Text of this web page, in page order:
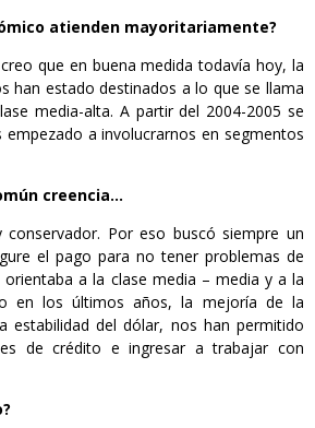
atienden mayoritariamente?
que en buena medida todavía hoy, la
han estado destinados a lo que se llama
media-alta. A partir del 2004-2005 se
a involucrarnos en segmentos
creencia…
Por eso buscó siempre un
el pago para no tener problemas de
orientaba a la clase media – media y a la
en los últimos años, la mejoría de la
estabilidad del dólar, nos han permitido
de crédito e ingresar a trabajar con